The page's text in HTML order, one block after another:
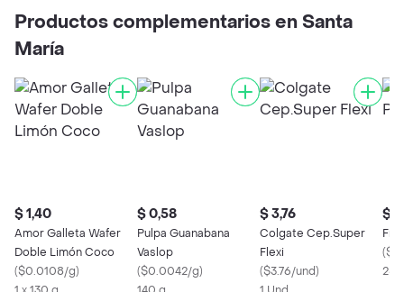
Productos complementarios en Santa
María
$ 1,40
Amor Galleta Wafer
Doble Limón Coco
($0.0108/g)
$ 0,58
Pulpa Guanabana
Vaslop
($0.0042/g)
$ 3,76
Colgate Cep.Super
Flexi
($3.76/und)
$
(